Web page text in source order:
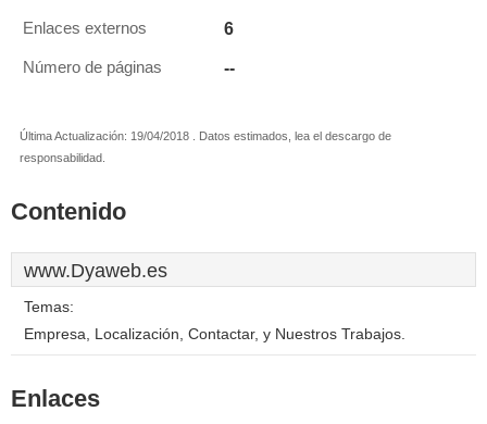
Enlaces externos 6
Número de páginas --
Última Actualización: 19/04/2018 . Datos estimados, lea el descargo de
responsabilidad.
Contenido
www.Dyaweb.es
Temas:
Empresa, Localización, Contactar, y Nuestros Trabajos.
Enlaces